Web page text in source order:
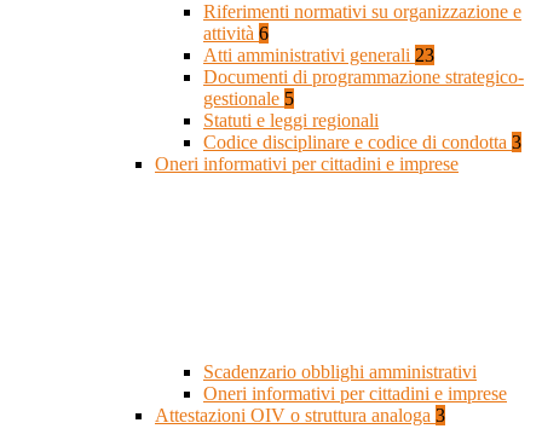
Riferimenti normativi su organizzazione e
attività 6
Atti amministrativi generali 23
Documenti di programmazione strategico-
gestionale 5
Statuti e leggi regionali
Codice disciplinare e codice di condotta 3
Oneri informativi per cittadini e imprese
Scadenzario obblighi amministrativi
Oneri informativi per cittadini e imprese
Attestazioni OIV o struttura analoga 3